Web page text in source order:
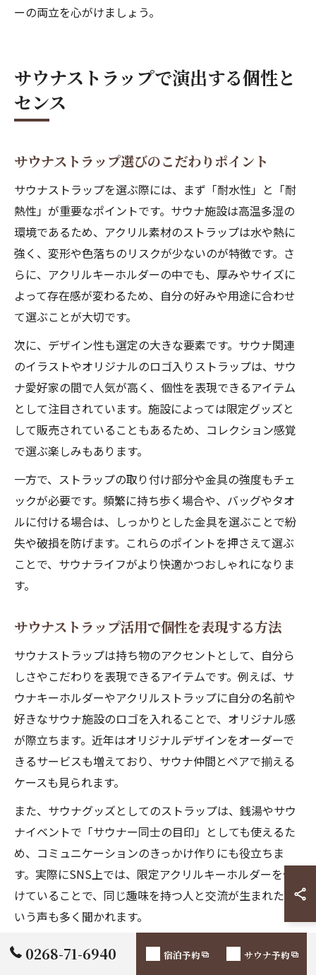
ーの両立を心がけましょう。
サウナストラップで演出する個性と
センス
サウナストラップ選びのこだわりポイント
サウナストラップを選ぶ際には、まず「耐水性」と「耐
熱性」が重要なポイントです。サウナ施設は高温多湿の
環境であるため、アクリル素材のストラップは水や熱に
強く、変形や色落ちのリスクが少ないのが特徴です。さ
らに、アクリルキーホルダーの中でも、厚みやサイズに
よって存在感が変わるため、自分の好みや用途に合わせ
て選ぶことが大切です。
次に、デザイン性も選定の大きな要素です。サウナ関連
のイラストやオリジナルのロゴ入りストラップは、サウ
ナ愛好家の間で人気が高く、個性を表現できるアイテム
として注目されています。施設によっては限定グッズと
して販売されていることもあるため、コレクション感覚
で選ぶ楽しみもあります。
一方で、ストラップの取り付け部分や金具の強度もチェ
ックが必要です。頻繁に持ち歩く場合や、バッグやタオ
ルに付ける場合は、しっかりとした金具を選ぶことで紛
失や破損を防げます。これらのポイントを押さえて選ぶ
ことで、サウナライフがより快適かつおしゃれになりま
す。
サウナストラップ活用で個性を表現する方法
サウナストラップは持ち物のアクセントとして、自分ら
しさやこだわりを表現できるアイテムです。例えば、サ
ウナキーホルダーやアクリルストラップに自分の名前や
好きなサウナ施設のロゴを入れることで、オリジナル感
が際立ちます。近年はオリジナルデザインをオーダーで
きるサービスも増えており、サウナ仲間とペアで揃える
ケースも見られます。
また、サウナグッズとしてのストラップは、銭湯やサウ
ナイベントで「サウナー同士の目印」としても使えるた
め、コミュニケーションのきっかけ作りにも役立ちま
す。実際にSNS上では、限定アクリルキーホルダーを付
けていることで、同じ趣味を持つ人と交流が生まれたと
いう声も多く聞かれます。
ただし、施設によってはストラップの大きさやデザイン
にルールがある場合もあるため、事前に確認することが
0268-71-6940 宿泊予約 サウナ予約